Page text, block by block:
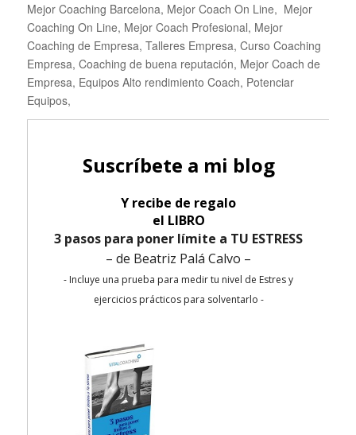
Mejor Coaching Barcelona, Mejor Coach On Line, Mejor
Coaching On Line, Mejor Coach Profesional, Mejor
Coaching de Empresa, Talleres Empresa, Curso Coaching
Empresa, Coaching de buena reputación, Mejor Coach de
Empresa, Equipos Alto rendimiento Coach, Potenciar
Equipos,